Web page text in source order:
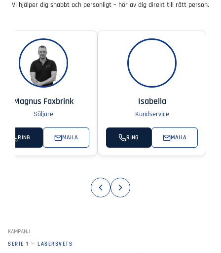
Vi hjälper dig snabbt och personligt – hör av dig direkt till rätt person.
Magnus Faxbrink
Säljare
RING MAILA
Isabella
Kundservice
RING MAILA
KAMPANJ
SERIE 1 — LASERSVETS